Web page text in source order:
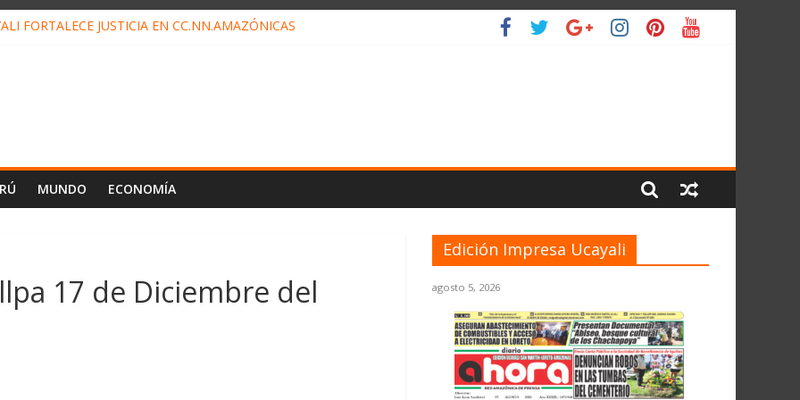
FORTALECE JUSTICIA EN CC.NN.AMAZÓNICAS
MUNDO ECONOMÍA
17 de Diciembre del
Edición Impresa Ucayali
agosto 5, 2026